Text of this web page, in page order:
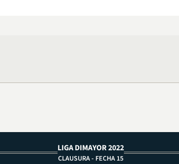
LIGA DIMAYOR 2022
CLAUSURA - FECHA 15